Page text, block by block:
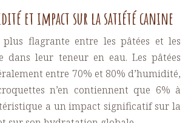
et impact sur la satiété canine
flagrante entre les pâtées et les
dans leur teneur en eau. Les pâtées
entre 70% et 80% d’humidité,
n’en contiennent que 6% à
a un impact significatif sur la